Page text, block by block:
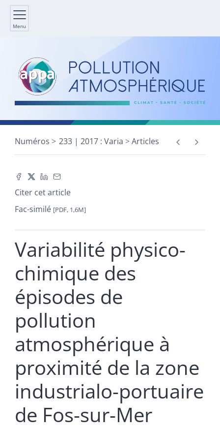
Menu
Numéros 233 | 2017 : Varia Articles
Citer cet article
Fac-similé [PDF, 1,6M]
Variabilité physico-
chimique des
épisodes de
pollution
atmosphérique à
proximité de la zone
industrialo-portuaire
de Fos-sur-Mer